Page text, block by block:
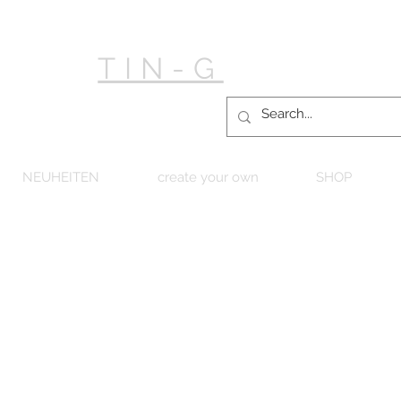
TIN-G
NEUHEITEN create your own SHOP